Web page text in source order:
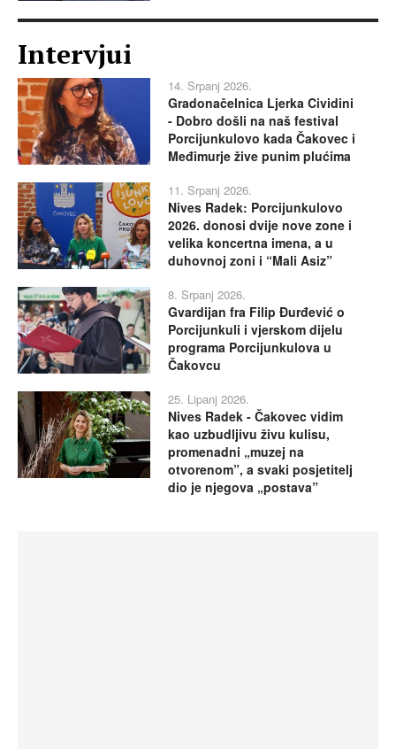
Intervjui
14. Srpanj 2026.
Gradonačelnica Ljerka Cividini
- Dobro došli na naš festival
Porcijunkulovo kada Čakovec i
Međimurje žive punim plućima
11. Srpanj 2026.
Nives Radek: Porcijunkulovo
2026. donosi dvije nove zone i
velika koncertna imena, a u
duhovnoj zoni i “Mali Asiz”
8. Srpanj 2026.
Gvardijan fra Filip Đurđević o
Porcijunkuli i vjerskom dijelu
programa Porcijunkulova u
Čakovcu
25. Lipanj 2026.
Nives Radek - Čakovec vidim
kao uzbudljivu živu kulisu,
promenadni „muzej na
otvorenom”, a svaki posjetitelj
dio je njegova „postava”